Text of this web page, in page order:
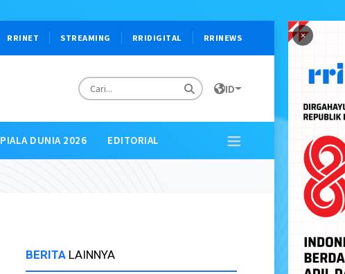
×
RRINET STREAMING RRIDIGITAL RRINEWS
ID
PIALA DUNIA 2026 EDITORIAL
BERITA LAINNYA